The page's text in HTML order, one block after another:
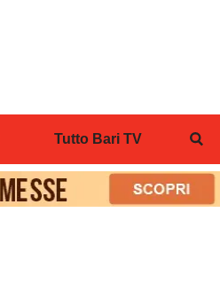
Tutto Bari TV